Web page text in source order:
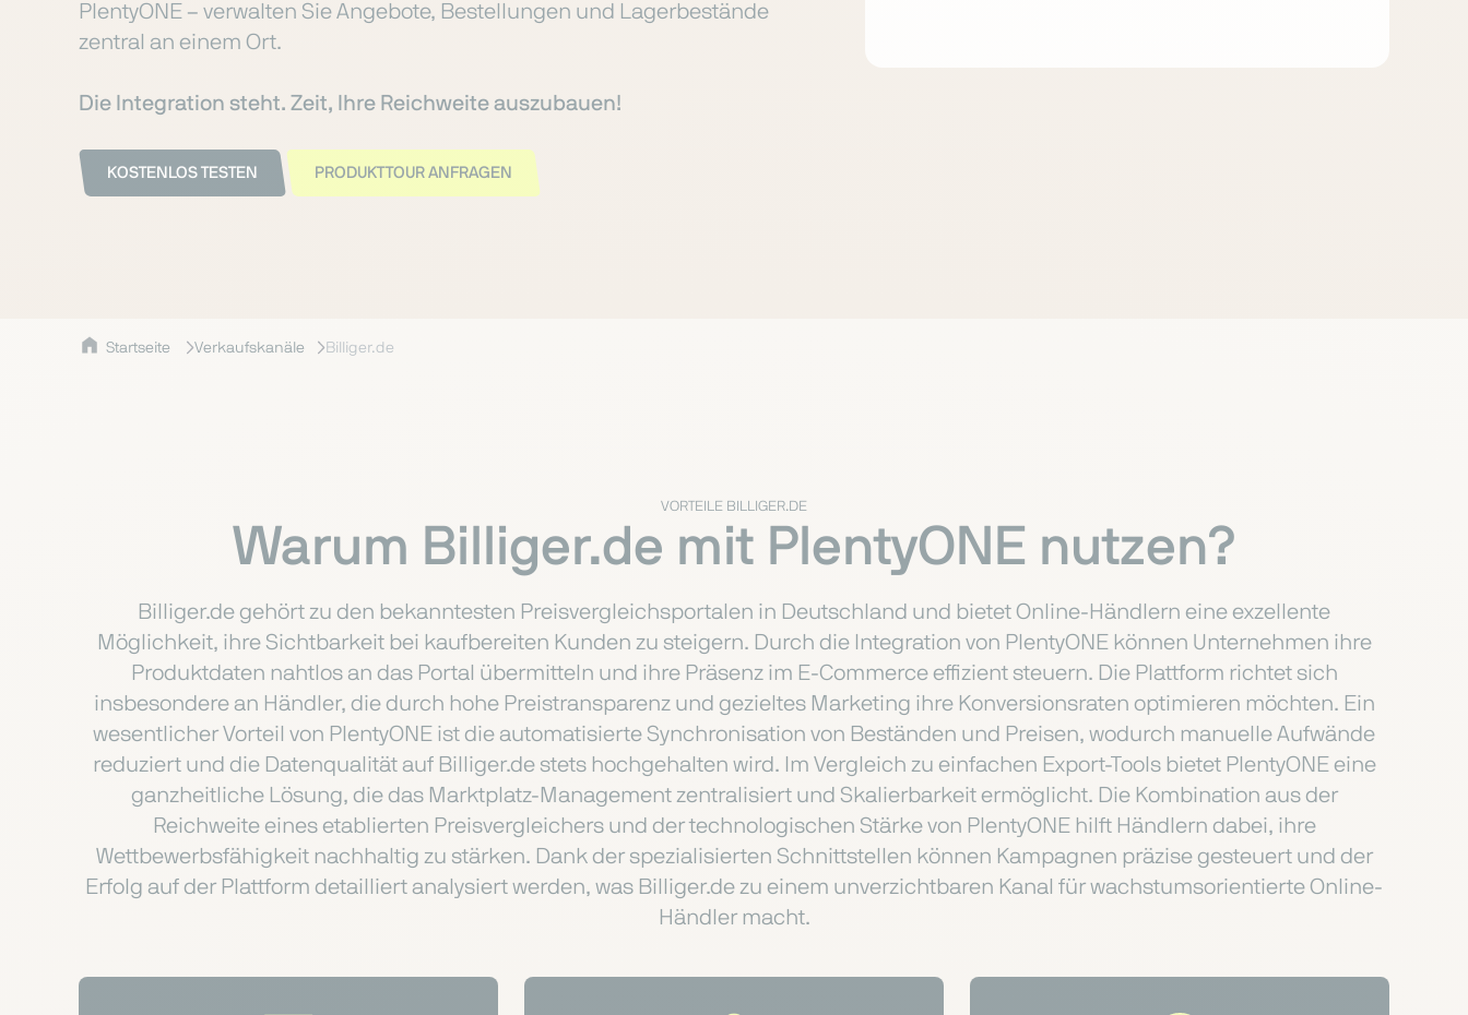
PlentyONE – verwalten Sie Angebote, Bestellungen und Lagerbestände
zentral an einem Ort.
Die Integration steht. Zeit, Ihre Reichweite auszubauen!
KOSTENLOS TESTEN PRODUKTTOUR ANFRAGEN
Startseite Verkaufskanäle Billiger.de
VORTEILE BILLIGER.DE
Warum Billiger.de mit PlentyONE nutzen?
Billiger.de gehört zu den bekanntesten Preisvergleichsportalen in Deutschland und bietet Online-Händlern eine exzellente
Möglichkeit, ihre Sichtbarkeit bei kaufbereiten Kunden zu steigern. Durch die Integration von PlentyONE können Unternehmen ihre
Produktdaten nahtlos an das Portal übermitteln und ihre Präsenz im E-Commerce effizient steuern. Die Plattform richtet sich
insbesondere an Händler, die durch hohe Preistransparenz und gezieltes Marketing ihre Konversionsraten optimieren möchten. Ein
wesentlicher Vorteil von PlentyONE ist die automatisierte Synchronisation von Beständen und Preisen, wodurch manuelle Aufwände
reduziert und die Datenqualität auf Billiger.de stets hochgehalten wird. Im Vergleich zu einfachen Export-Tools bietet PlentyONE eine
ganzheitliche Lösung, die das Marktplatz-Management zentralisiert und Skalierbarkeit ermöglicht. Die Kombination aus der
Reichweite eines etablierten Preisvergleichers und der technologischen Stärke von PlentyONE hilft Händlern dabei, ihre
Wettbewerbsfähigkeit nachhaltig zu stärken. Dank der spezialisierten Schnittstellen können Kampagnen präzise gesteuert und der
Erfolg auf der Plattform detailliert analysiert werden, was Billiger.de zu einem unverzichtbaren Kanal für wachstumsorientierte Online-
Händler macht.